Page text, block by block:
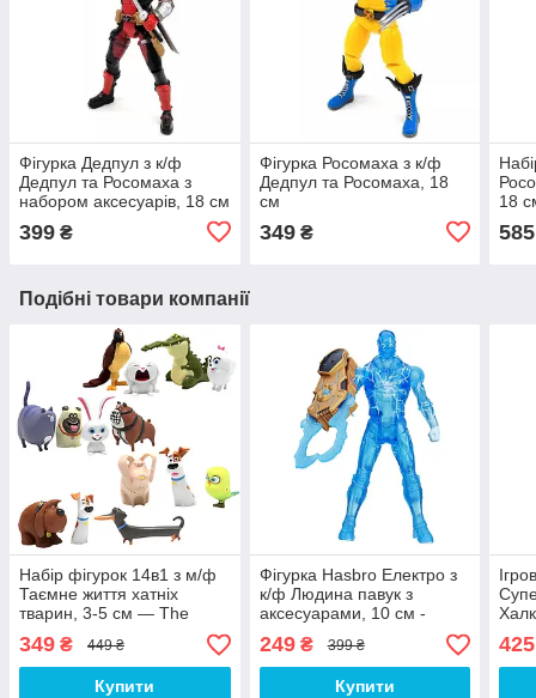
Фігурка Дедпул з к/ф
Дедпул та Росомаха з
набором аксесуарів, 18 см
399 ₴
Фігурка Росомаха з к/ф
Дедпул та Росомаха, 18
см
349₴
18
585
Подібні товари компанії
Набір фігурок 14в1 з м/ф
Таємне життя хатніх
тварин, 3-5 см — The
Secret Life of Pets
349 ₴ 449 ₴
Купити
Фігурка Hasbro Електро з
к/ф Людина павук з
аксесуарами, 10 см -
Electro, Spider Strike
249₴ 399 ₴
Купити
см
425